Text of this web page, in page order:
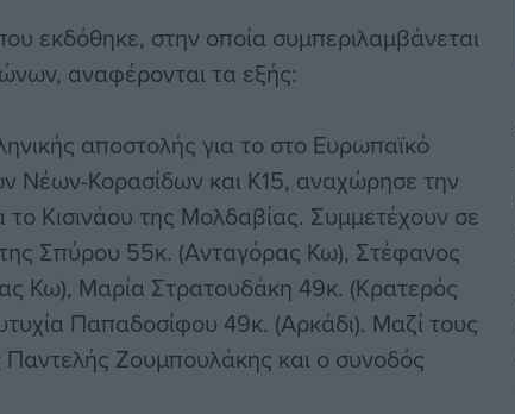
εκδόθηκε, στην οποία συμπεριλαμβάνεται
αναφέρονται τα εξής:
αποστολής για το στο Ευρωπαϊκό
Νέων-Κορασίδων και Κ15, αναχώρησε την
το Κισινάου της Μολδαβίας. Συμμετέχουν σε
Σπύρου 55κ. (Ανταγόρας Κω), Στέφανος
Κω), Μαρία Στρατουδάκη 49κ. (Κρατερός
Παπαδοσίφου 49κ. (Αρκάδι). Μαζί τους
Παντελής Ζουμπουλάκης και ο συνοδός